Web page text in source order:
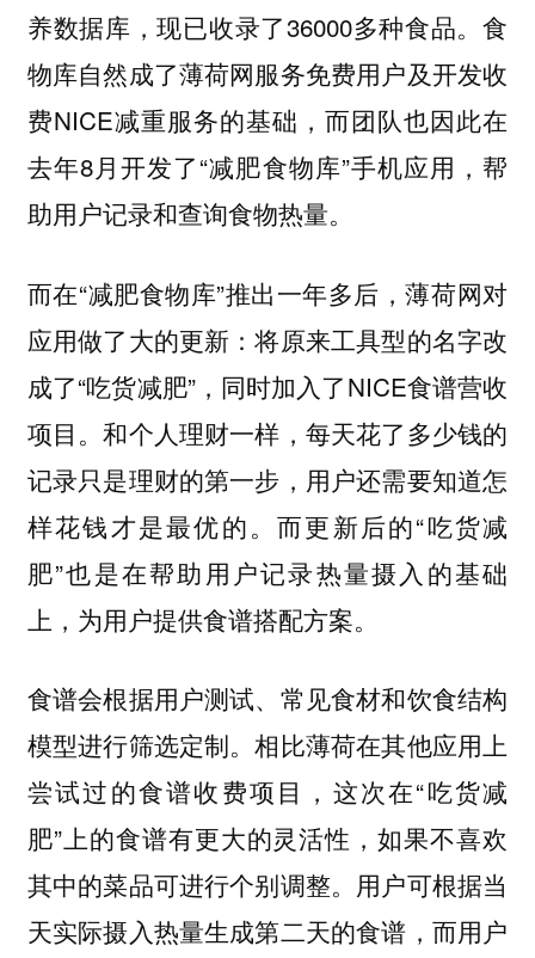
养数据库，现已收录了36000多种食品。食
物库自然成了薄荷网服务免费用户及开发收
费NICE减重服务的基础，而团队也因此在
去年8月开发了“减肥食物库”手机应用，帮
助用户记录和查询食物热量。
而在“减肥食物库”推出一年多后，薄荷网对
应用做了大的更新：将原来工具型的名字改
成了“吃货减肥”，同时加入了NICE食谱营收
项目。和个人理财一样，每天花了多少钱的
记录只是理财的第一步，用户还需要知道怎
样花钱才是最优的。而更新后的“吃货减
肥”也是在帮助用户记录热量摄入的基础
上，为用户提供食谱搭配方案。
食谱会根据用户测试、常见食材和饮食结构
模型进行筛选定制。相比薄荷在其他应用上
尝试过的食谱收费项目，这次在“吃货减
肥”上的食谱有更大的灵活性，如果不喜欢
其中的菜品可进行个别调整。用户可根据当
天实际摄入热量生成第二天的食谱，而用户